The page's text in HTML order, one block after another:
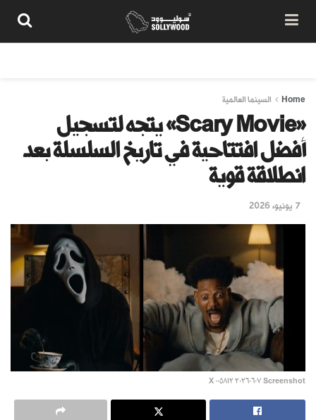
Home السينما العالمية
«Scary Movie» يتجه لتسجيل
أفضل افتتاحية في تاريخ السلسلة بعد
انطلاقة قوية
7 يونيو، 2026
Screenshot ٢٠٢٦٠٦٠٧ ٠٠٥٨١٢ X